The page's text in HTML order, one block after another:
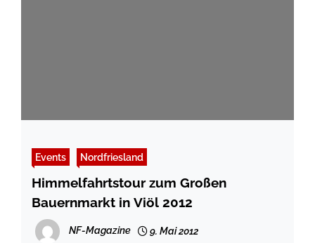
Events Nordfriesland
Himmelfahrtstour zum Großen
Bauernmarkt in Viöl 2012
NF-Magazine 9. Mai 2012